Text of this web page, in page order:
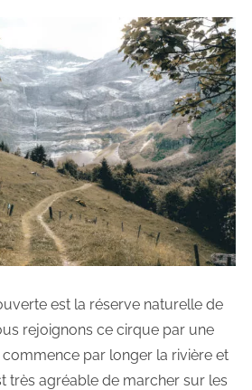
est la réserve naturelle de
rejoignons ce cirque par une
par longer la rivière et
très agréable de marcher sur les